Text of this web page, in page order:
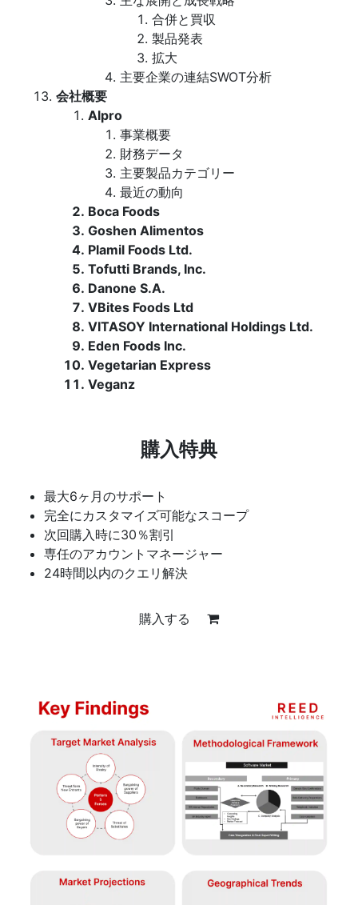
合併と買収
製品発表
拡大
主要企業の連結SWOT分析
会社概要
Alpro
事業概要
財務データ
主要製品カテゴリー
最近の動向
Boca Foods
Goshen Alimentos
Plamil Foods Ltd.
Tofutti Brands, Inc.
Danone S.A.
VBites Foods Ltd
VITASOY International Holdings Ltd.
Eden Foods Inc.
Vegetarian Express
Veganz
購入特典
最大6ヶ月のサポート
完全にカスタマイズ可能なスコープ
次回購入時に30％割引
専任のアカウントマネージャー
24時間以内のクエリ解決
購入する